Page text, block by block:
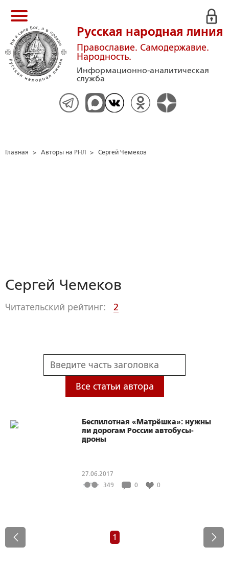
Русская народная линия
Православие. Самодержавие.
Народность.
Информационно-аналитическая
служба
Главная > Авторы на РНЛ > Сергей Чемеков
Сергей Чемеков
Читательский рейтинг: 2
Все статьи автора
Беспилотная «Матрёшка»: нужны
ли дорогам России автобусы-
дроны
27.06.2017
349
0 0
1